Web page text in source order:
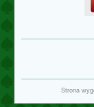
Strona